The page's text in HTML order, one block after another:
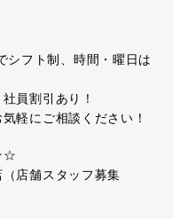
フト制、時間・曜日は
員割引あり！
軽にご相談ください！
店舗スタッフ募集